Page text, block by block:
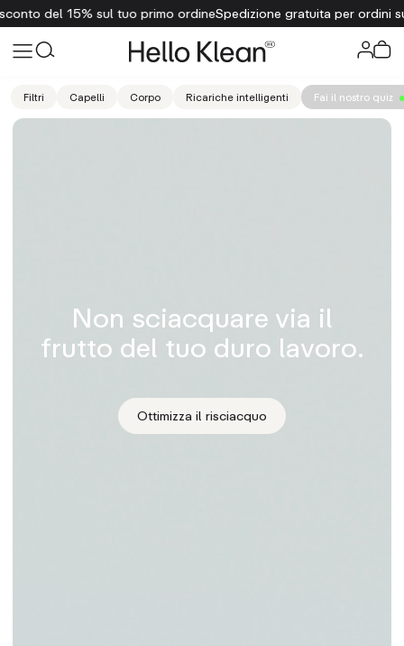
sul tuo primo ordineSpedizione gratuita per ordini superiori a
Filtri Capelli Corpo Ricariche intelligenti Fai il nostro quiz
Non sciacquare via il
frutto del tuo duro lavoro.
Ottimizza il risciacquo